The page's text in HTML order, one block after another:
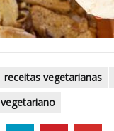
receitas vegetarianas
vegetariano